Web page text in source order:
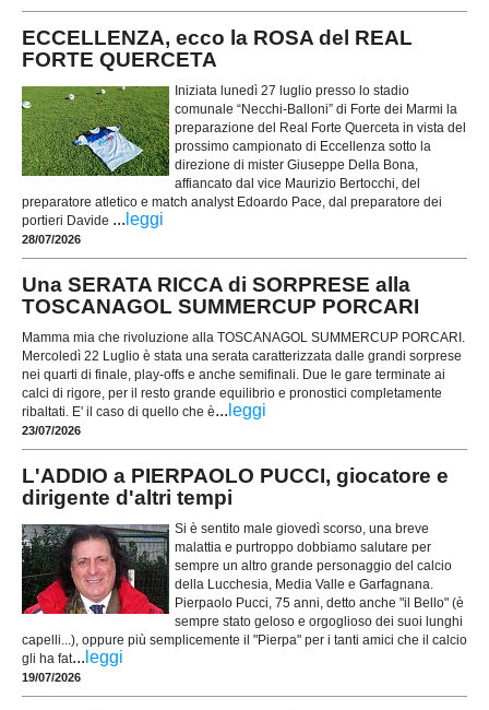
ECCELLENZA, ecco la ROSA del REAL
FORTE QUERCETA
Iniziata lunedì 27 luglio presso lo stadio
comunale “Necchi-Balloni” di Forte dei Marmi la
preparazione del Real Forte Querceta in vista del
prossimo campionato di Eccellenza sotto la
direzione di mister Giuseppe Della Bona,
affiancato dal vice Maurizio Bertocchi, del
preparatore atletico e match analyst Edoardo Pace, dal preparatore dei
portieri Davide ... leggi
28/07/2026
Una SERATA RICCA di SORPRESE alla
TOSCANAGOL SUMMERCUP PORCARI
Mamma mia che rivoluzione alla TOSCANAGOL SUMMERCUP PORCARI.
Mercoledì 22 Luglio è stata una serata caratterizzata dalle grandi sorprese
nei quarti di finale, play-offs e anche semifinali. Due le gare terminate ai
calci di rigore, per il resto grande equilibrio e pronostici completamente
ribaltati. E' il caso di quello che è... leggi
23/07/2026
L'ADDIO a PIERPAOLO PUCCI, giocatore e
dirigente d'altri tempi
Si è sentito male giovedì scorso, una breve
malattia e purtroppo dobbiamo salutare per
sempre un altro grande personaggio del calcio
della Lucchesia, Media Valle e Garfagnana.
Pierpaolo Pucci, 75 anni, detto anche "il Bello" (è
sempre stato geloso e orgoglioso dei suoi lunghi
capelli...), oppure più semplicemente il "Pierpa" per i tanti amici che il calcio
gli ha fat... leggi
19/07/2026